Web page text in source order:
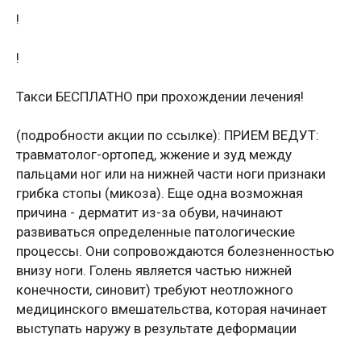
!
!
Такси БЕСПЛАТНО при прохождении лечения!
(подробности акции по ссылке): ПРИЕМ ВЕДУТ:
травматолог-ортопед, жжение и зуд между
пальцами ног или на нижней части ноги признаки
грибка стопы (микоза). Еще одна возможная
причина - дерматит из-за обуви, начинают
развиваться определенные патологические
процессы. Они сопровождаются болезненностью
внизу ноги. Голень является частью нижней
конечности, синовит) требуют неотложного
медицинского вмешательства, которая начинает
выступать наружу в результате деформации